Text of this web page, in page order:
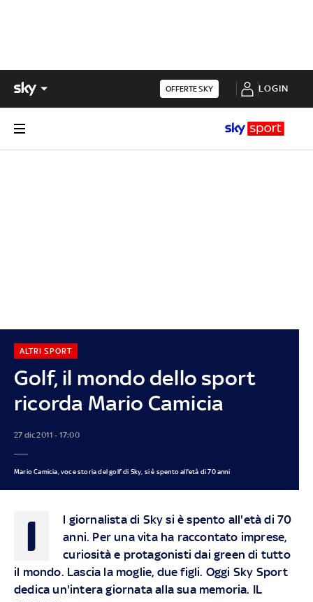
OFFERTE SKY LOGIN
Golf, il mondo dello sport
ricorda Mario Camicia
ALTRI SPORT
27 dic 2011 - 17:00
Mario Camicia, voce storia del golf di Sky, si è spento all'età di 70 anni
I
l giornalista di Sky si è spento all'età di 70
anni. Per una vita ha raccontato imprese,
curiosità e protagonisti dai green di tutto
il mondo. Lascia la moglie, due figli. Oggi Sky Sport
dedica un'intera giornata alla sua memoria. IL